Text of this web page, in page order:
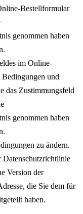
Bestellformular
genommen haben
im Online-
und
das Zustimmungsfeld
genommen haben
zu ändern.
Datenschutzrichtlinie
Version der
die Sie dem für
haben.